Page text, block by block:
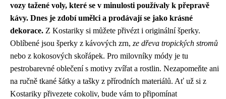
vozy tažené voly, které se v minulosti používaly k přepravě
kávy. Dnes je zdobí umělci a prodávají se jako krásné
dekorace. Z Kostariky si můžete přivézt i originální šperky.
Oblíbené jsou šperky z kávových zrn, ze dřeva tropických stromů
nebo z kokosových skořápek. Pro milovníky módy je tu
pestrobarevné oblečení s motivy zvířat a rostlin. Nezapomeňte ani
na ručně tkané šátky a tašky z přírodních materiálů. Ať už si z
Kostariky přivezete cokoliv, bude vám to připomínat